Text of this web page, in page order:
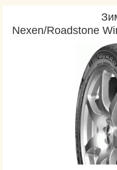
Nexen/Roadstone